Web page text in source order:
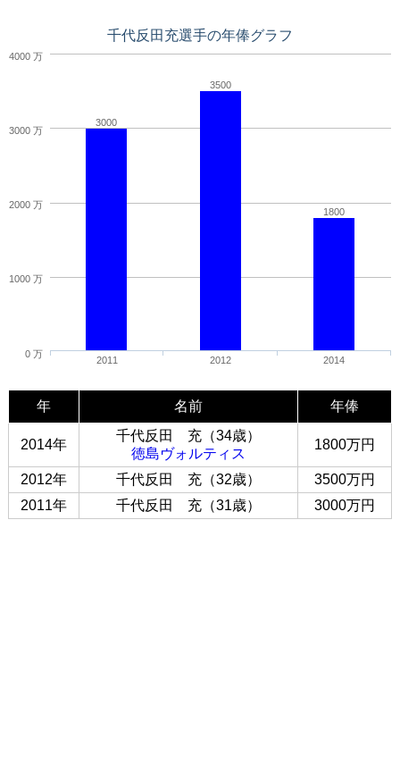
千代反田充選手の年俸グラフ
3000
3500
1800
2011 2012 2014
0 万
1000 万
2000 万
3000 万
4000 万
年 名前 年俸
2014年
千代反田 充（34歳）
徳島ヴォルティス
1800万円
2012年 千代反田 充（32歳）
3500万円
2011年
千代反田 充（31歳） 3000万円